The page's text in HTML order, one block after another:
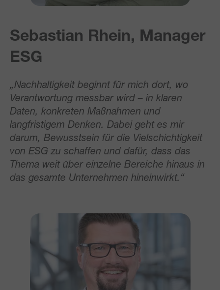
Sebastian Rhein, Manager
ESG
„Nachhaltigkeit beginnt für mich dort, wo
Verantwortung messbar wird – in klaren
Daten, konkreten Maßnahmen und
langfristigem Denken. Dabei geht es mir
darum, Bewusstsein für die Vielschichtigkeit
von ESG zu schaffen und dafür, dass das
Thema weit über einzelne Bereiche hinaus in
das gesamte Unternehmen hineinwirkt.“